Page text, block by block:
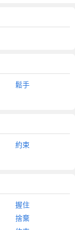
鬆手
約束
握住
捨棄